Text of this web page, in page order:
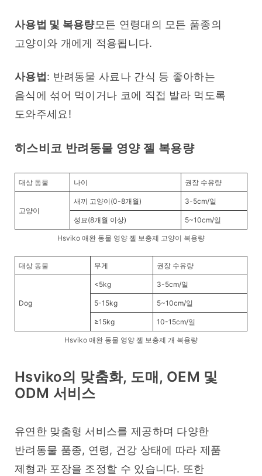
사용법 및 복용량모든 연령대의 모든 품종의
고양이와 개에게 적용됩니다.
사용법 : 반려동물 사료나 간식 등 좋아하는
음식에 섞어 먹이거나 코에 직접 발라 먹도록
도와주세요!
히스비코 반려동물 영양 젤 복용량
대상 동물 나이 권장 수유량
고양이
새끼 고양이(0-8개월) 3-5cm/일
성묘(8개월 이상) 5~10cm/일
Hsviko 애완 동물 영양 젤 보충제 고양이 복용량
대상 동물 무게 권장 수유량
Dog
<5kg 3-5cm/일
5-15kg 5~10cm/일
≥15kg 10-15cm/일
Hsviko 애완 동물 영양 젤 보충제 개 복용량
Hsviko의 맞춤화, 도매, OEM 및
ODM 서비스
유연한 맞춤형 서비스를 제공하며 다양한
반려동물 품종, 연령, 건강 상태에 따라 제품
제형과 포장을 조정할 수 있습니다. 또한